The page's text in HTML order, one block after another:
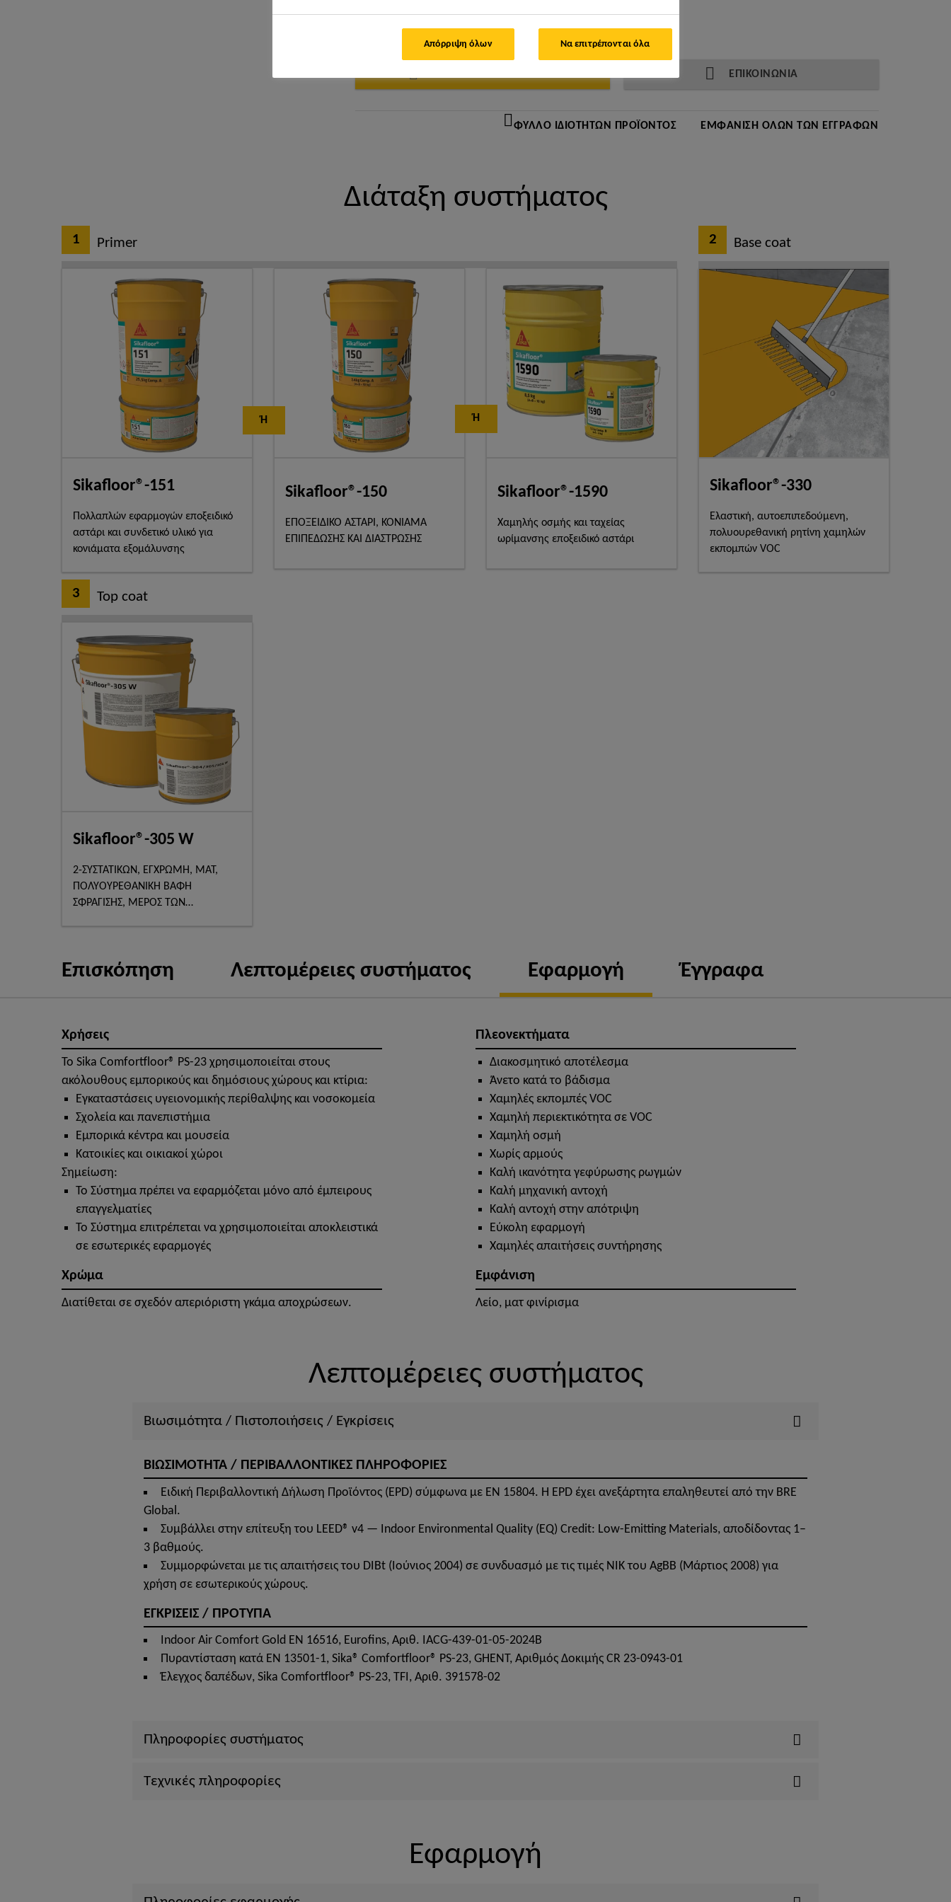
ΕΠΙΚΟΙΝΩΝΙΑ
ΦΎΛΛΟ ΙΔΙΟΤΉΤΩΝ ΠΡΟΪΌΝΤΟΣ ΕΜΦΆΝΙΣΗ ΌΛΩΝ ΤΩΝ ΕΓΓΡΆΦΩΝ
Διάταξη συστήματος
1 Primer
Sikafloor®-151
Πολλαπλών εφαρμογών εποξειδικό
αστάρι και συνδετικό υλικό για
κονιάματα εξομάλυνσης
Ή
Sikafloor®-150
ΕΠΟΞΕΙΔΙΚΟ ΑΣΤΑΡΙ, ΚΟΝΙΑΜΑ
ΕΠΙΠΕΔΩΣΗΣ ΚΑΙ ΔΙΑΣΤΡΩΣΗΣ
Ή
Sikafloor®-1590
Χαμηλής οσμής και ταχείας
ωρίμανσης εποξειδικό αστάρι
2 Base coat
Sikafloor®-330
Ελαστική, αυτοεπιπεδούμενη,
πολυουρεθανική ρητίνη χαμηλών
εκπομπών VOC
3 Top coat
Sikafloor®-305 W
2-ΣΥΣΤΑΤΙΚΩΝ, ΕΓΧΡΩΜΗ, ΜΑΤ,
ΠΟΛΥΟΥΡΕΘΑΝΙΚΗ ΒΑΦΗ
ΣΦΡΑΓΙΣΗΣ, ΜΕΡΟΣ ΤΩΝ
Επισκόπηση Λεπτομέρειες συστήματος Εφαρμογή Έγγραφα
Χρήσεις
Το Sika Comfortfloor® PS-23 χρησιμοποιείται στους
ακόλουθους εμπορικούς και δημόσιους χώρους και κτίρια:
Εγκαταστάσεις υγειονομικής περίθαλψης και νοσοκομεία
Σχολεία και πανεπιστήμια
Εμπορικά κέντρα και μουσεία
Κατοικίες και οικιακοί χώροι
Σημείωση:
Το Σύστημα πρέπει να εφαρμόζεται μόνο από έμπειρους
επαγγελματίες
Το Σύστημα επιτρέπεται να χρησιμοποιείται αποκλειστικά
σε εσωτερικές εφαρμογές
Πλεονεκτήματα
Διακοσμητικό αποτέλεσμα
Άνετο κατά το βάδισμα
Χαμηλές εκπομπές VOC
Χαμηλή περιεκτικότητα σε VOC
Χαμηλή οσμή
Χωρίς αρμούς
Καλή ικανότητα γεφύρωσης ρωγμών
Καλή μηχανική αντοχή
Καλή αντοχή στην απότριψη
Εύκολη εφαρμογή
Χαμηλές απαιτήσεις συντήρησης
Χρώμα
Διατίθεται σε σχεδόν απεριόριστη γκάμα αποχρώσεων.
Εμφάνιση
Λείο, ματ φινίρισμα
Λεπτομέρειες συστήματος
Βιωσιμότητα / Πιστοποιήσεις / Εγκρίσεις
ΒΙΩΣΙΜΟΤΗΤΑ / ΠΕΡΙΒΑΛΛΟΝΤΙΚΕΣ ΠΛΗΡΟΦΟΡΙΕΣ
Ειδική Περιβαλλοντική Δήλωση Προϊόντος (EPD) σύμφωνα με EN 15804. Η EPD έχει ανεξάρτητα επαληθευτεί από την BRE
Global.
Συμβάλλει στην επίτευξη του LEED® v4 — Indoor Environmental Quality (EQ) Credit: Low-Emitting Materials, αποδίδοντας 1–
3 βαθμούς.
Συμμορφώνεται με τις απαιτήσεις του DIBt (Ιούνιος 2004) σε συνδυασμό με τις τιμές NIK του AgBB (Μάρτιος 2008) για
χρήση σε εσωτερικούς χώρους.
ΕΓΚΡΙΣΕΙΣ / ΠΡΟΤΥΠΑ
Indoor Air Comfort Gold EN 16516, Eurofins, Αριθ. IACG-439-01-05-2024B
Πυραντίσταση κατά EN 13501-1, Sika® Comfortfloor® PS-23, GHENT, Αριθμός Δοκιμής CR 23-0943-01
Έλεγχος δαπέδων, Sika Comfortfloor® PS-23, TFI, Αριθ. 391578-02
Πληροφορίες συστήματος
Τεχνικές πληροφορίες
Εφαρμογή
Απόρριψη όλων Να επιτρέπονται όλα